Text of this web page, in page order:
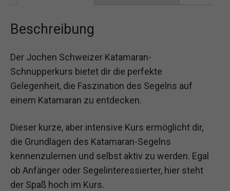
Beschreibung
Der Jochen Schweizer Katamaran-
Schnupperkurs bietet dir die perfekte
Gelegenheit, die Faszination des Segelns auf
einem Katamaran zu entdecken.
Dieser kurze, aber intensive Kurs ermöglicht dir,
die Grundlagen des Katamaran-Segelns
kennenzulernen und selbst aktiv zu werden. Egal
ob Anfänger oder Segelinteressierter, hier steht
der Spaß hoch im Kurs.